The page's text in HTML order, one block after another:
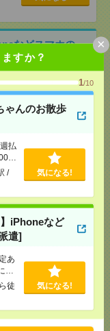
すか？
1/10
ゃんのお散歩
払
円
/
気になる!
iPhoneなど
遣]
あ
徒
気になる!
×
などスマホの
/
気になる！
ン＞ツアー
ルバイト]
気になる！
＞ドーム公演